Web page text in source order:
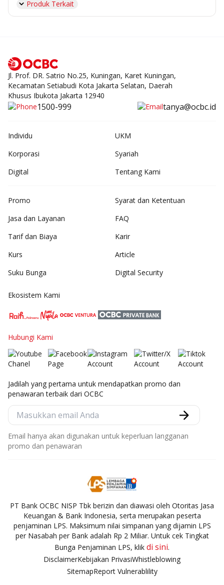
Produk Terkait
Jl. Prof. DR. Satrio No.25, Kuningan, Karet Kuningan,
Kecamatan Setiabudi Kota Jakarta Selatan, Daerah
Khusus Ibukota Jakarta 12940
1500-999 tanya@ocbc.id
Individu
UKM
Korporasi
Syariah
Digital
Tentang Kami
Promo
Jasa dan Layanan
Tarif dan Biaya
Kurs
Suku Bunga
Syarat dan Ketentuan
FAQ
Karir
Article
Digital Security
Ekosistem Kami
Hubungi Kami
Jadilah yang pertama untuk mendapatkan promo dan
penawaran terbaik dari OCBC
Email hanya akan digunakan untuk keperluan langganan
promo dan penawaran
PT Bank OCBC NISP Tbk berizin dan diawasi oleh Otoritas Jasa
Keuangan & Bank Indonesia, serta merupakan peserta
penjaminan LPS. Maksimum nilai simpanan yang dijamin LPS
per Nasabah per Bank adalah Rp 2 Miliar. Untuk cek Tingkat
Bunga Penjaminan LPS, klik di sini.
DisclaimerKebijakan PrivasiWhistleblowing
SitemapReport Vulnerablility